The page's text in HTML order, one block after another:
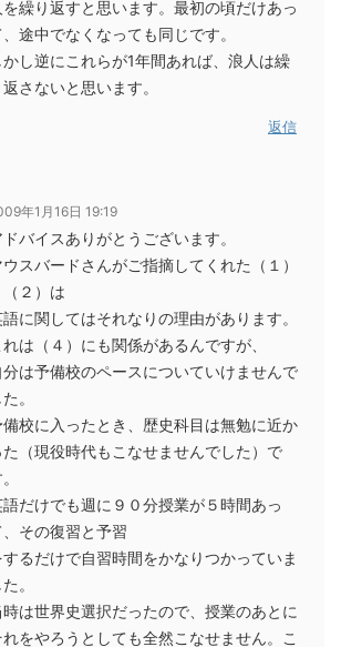
を繰り返すと思います。最初の頃だけあっ
、途中でなくなっても同じです。
かし逆にこれらが1年間あれば、浪人は繰
返さないと思います。
返信
年1月16日 19:19
ドバイスありがとうございます。
ウスバードさんがご指摘してくれた（１）
（２）は
に関してはそれなりの理由があります。
れは（４）にも関係があるんですが、
分は予備校のペースについていけませんで
。
備校に入ったとき、歴史科目は無勉に近か
た（現役時代もこなせませんでした）で
語だけでも週に９０分授業が５時間あっ
、その復習と予習
するだけで自習時間をかなりつかっていま
。
時は世界史選択だったので、授業のあとに
れをやろうとしても全然こなせません。こ